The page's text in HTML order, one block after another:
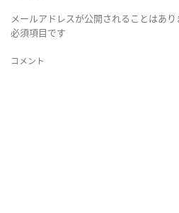
メールアドレスが公開されることはあり
必須項目です
コメント